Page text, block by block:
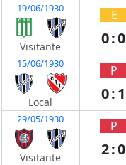
19/06/1930
Visitante
E
0:0
15/06/1930
Local
P
0:1
29/05/1930
Visitante
P
2:0